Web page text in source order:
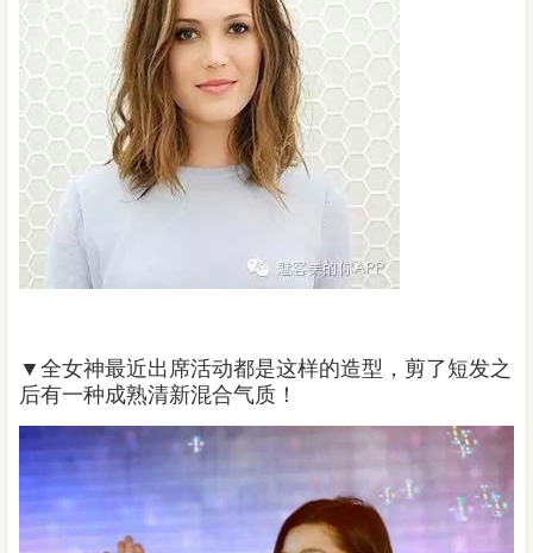
▼ 全女神最近出席活动都是这样的造型，剪了短发之
后有一种成熟清新混合气质！